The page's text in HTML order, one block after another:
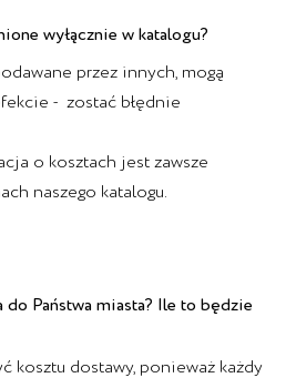
wyłącznie w katalogu?
przez innych, mogą
- zostać błędnie
o kosztach jest zawsze
naszego katalogu.
do Państwa miasta? Ile to będzie
kosztu dostawy, ponieważ każdy